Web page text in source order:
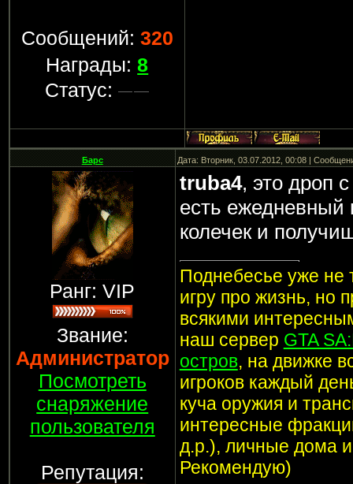
Сообщений: 320
Награды:8
Статус:
Барс Дата: Вторник, 03.07.2012, 00:08 |
Ранг: VIP
Звание:
Администратор
Посмотреть
снаряжение
пользователя
Репутация:
truba4, это дроп
есть ежедневный
колечек и
Поднебесье уже не
игру про жизнь, но
всякими
наш сервер GTA
остров, на движке
игроков каждый
куча оружия и
интересные
д.р.), личные дома
Рекомендую)